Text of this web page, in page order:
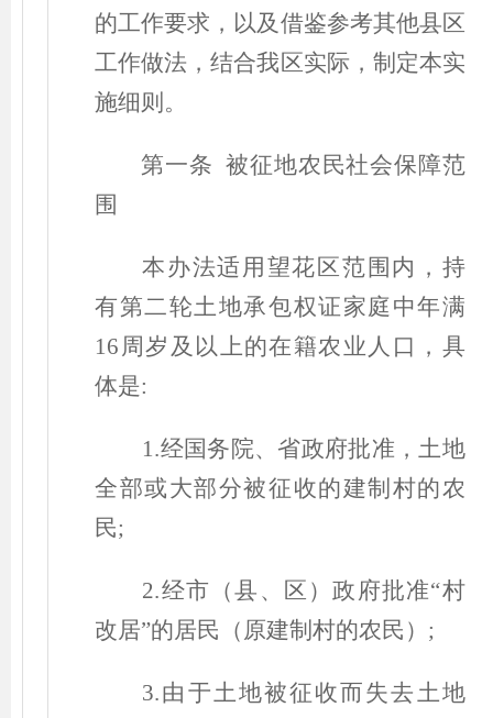
的工作要求，以及借鉴参考其他县区
工作做法，结合我区实际，制定本实
施细则。
第一条 被征地农民社会保障范
围
本办法适用望花区范围内，持
有第二轮土地承包权证家庭中年满
16周岁及以上的在籍农业人口，具
体是:
1.经国务院、省政府批准，土地
全部或大部分被征收的建制村的农
民;
2.经市 （县、区 ）政府批准“村
改居”的居民 （ 原建制村的农民 ） ;
3.由于土地被征收而失去土地